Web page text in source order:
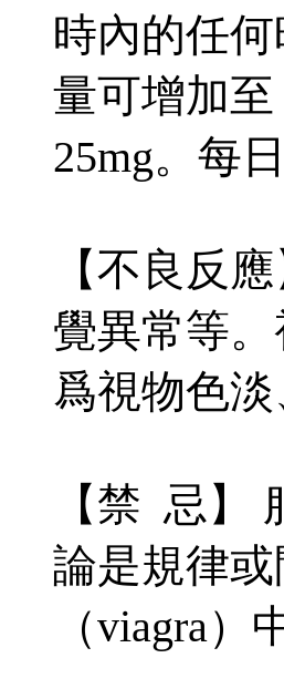
時內的任
量可增加
25mg。每
【不良反
覺異常等
爲視物色
【禁 忌】
論是規律
（viagra